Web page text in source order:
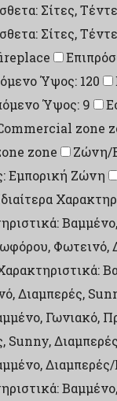
Σίτες,
Σίτες,
Ύψος: 120
Ύψος: 9
zone
zone
Ζώνη/
Εμπορική Ζώνη
Φωτεινό,
Διαμπερές,
Γωνιακό,
Sunny, Διαμπερές